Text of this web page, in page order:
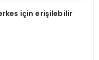
için erişilebilir